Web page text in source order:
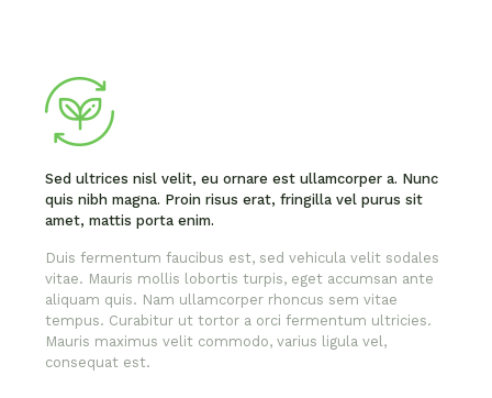
Sed ultrices nisl velit, eu ornare est ullamcorper a. Nunc
quis nibh magna. Proin risus erat, fringilla vel purus sit
amet, mattis porta enim.
Duis fermentum faucibus est, sed vehicula velit sodales
vitae. Mauris mollis lobortis turpis, eget accumsan ante
aliquam quis. Nam ullamcorper rhoncus sem vitae
tempus. Curabitur ut tortor a orci fermentum ultricies.
Mauris maximus velit commodo, varius ligula vel,
consequat est.